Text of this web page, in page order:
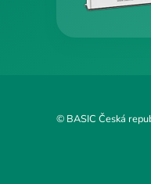
© BASIC Česká